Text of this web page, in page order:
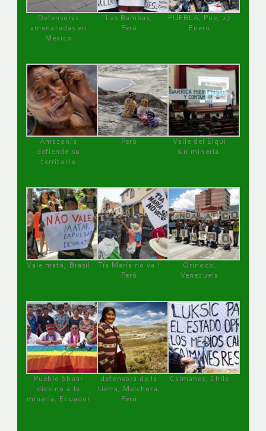
Defensoras
amenazadas en
México
Las Bambas,
Perú
PUEBLA, Pue, 27
Enero
Amazonía
defiende su
territorio
Perú
Valle del Elqui
sin minería.
Vale mata, Brasil
Tía María no va !
Perú
Orinoco,
Venezuela
Pueblo Shuar
dice no a la
minería, Ecuador
defensora de la
tierra, Melchora,
Perú
Caimanes, Chile